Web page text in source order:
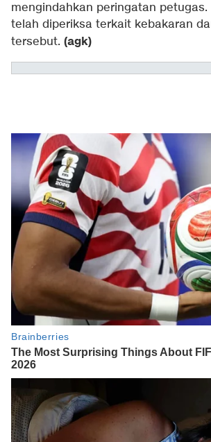
mengindahkan peringatan petugas.
telah diperiksa terkait kebakaran
tersebut. (agk)